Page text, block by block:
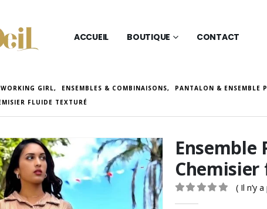
ACCUEIL BOUTIQUE CONTACT
WORKING GIRL, ENSEMBLES & COMBINAISONS, PANTALON & ENSEMBLE
FLUIDE TEXTURÉ
Ensemble
( Il n’y